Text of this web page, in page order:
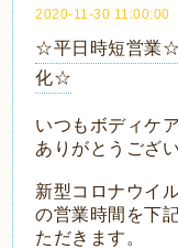
2020-11-30 11:00:00
☆平日時短営業
化☆
いつもボディケ
ありがとうござ
新型コロナウイ
の営業時間を下
ただきます。